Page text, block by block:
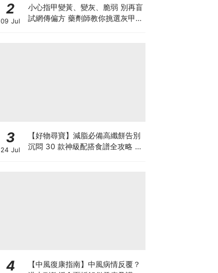
2
09 Jul
小心指甲變黃、變灰、脆弱 別再盲
試網傳偏方 藥劑師教你挑選灰甲產
3
24 Jul
【好物尋寶】減脂必備高纖餅告別
沉悶 30 款神級配搭食譜全攻略 日
4
【中風復康指南】中風病情反覆？